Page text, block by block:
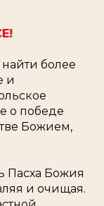
более
и
о победе
Божием,
Пасха Божия
и очищая.